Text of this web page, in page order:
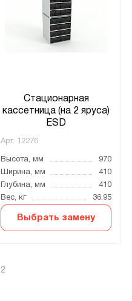
Стационарная
кассетница (на 2 яруса)
ESD
Арт. 12276
Высота, мм
970
Ширина, мм
410
Глубина, мм
410
Вес, кг
36.95
Выбрать замену
2